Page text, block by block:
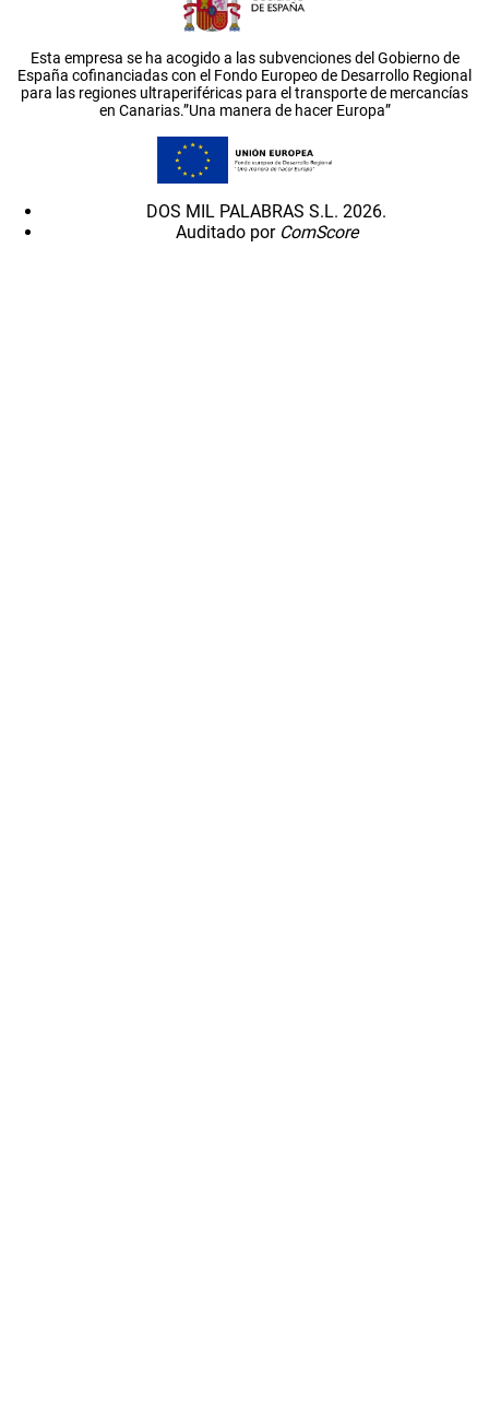
Esta empresa se ha acogido a las subvenciones del Gobierno de
España cofinanciadas con el Fondo Europeo de Desarrollo Regional
para las regiones ultraperiféricas para el transporte de mercancías
en Canarias.”Una manera de hacer Europa”
DOS MIL PALABRAS S.L. 2026.
Auditado por ComScore